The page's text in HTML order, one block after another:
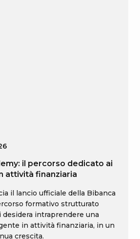
il percorso dedicato ai
attività finanziaria
il lancio ufficiale della Bibanca
formativo strutturato
intraprendere una
in attività finanziaria, in un
crescita.